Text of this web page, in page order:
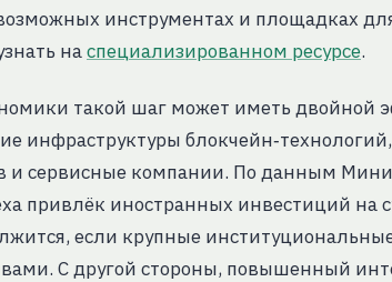
инструментах и площадках
наспециализированном ресурсе.
такой шаг может иметь двойной
инфраструктуры
и сервисные компании. По данным
привлёк иностранных инвестиций на
если крупные
С другой стороны, повышенный